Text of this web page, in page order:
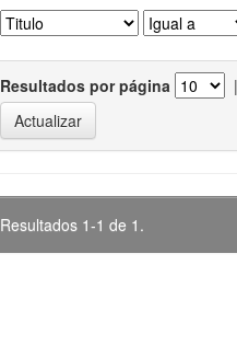
Resultados por página |
Resultados 1-1 de 1.